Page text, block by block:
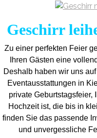
Geschirr
Zu einer perfekten Feier
Ihren Gästen eine
Deshalb haben wir uns
Eventausstattungen in
private Geburtstagsfeier,
Hochzeit ist, die bis in
finden Sie das passende
und unvergess liche